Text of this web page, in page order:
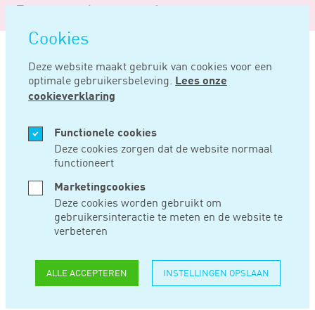
overslaan
Cookies
Deze website maakt gebruik van cookies voor een
optimale gebruikersbeleving. Lees onze
cookieverklaring
Functionele cookies
Deze cookies zorgen dat de website normaal
functioneert
Marketingcookies
Deze cookies worden gebruikt om
gebruikersinteractie te meten en de website te
verbeteren
ALLE ACCEPTEREN INSTELLINGEN OPSLAAN
Logo
Noord
Negentig
Home Nieuws
FEB 18, 2020
GEEN
OVERSCHRIJDING
BEROEPSTERMIJN
ALS FISCUS NIET
DOORZENDT